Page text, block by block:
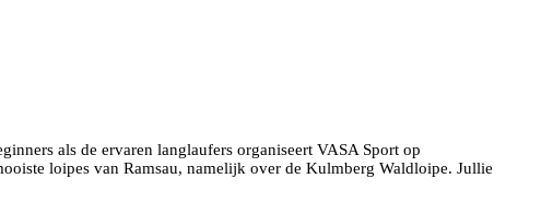
als de ervaren langlaufers organiseert VASA Sport op
loipes van Ramsau, namelijk over de Kulmberg Waldloipe. Jullie